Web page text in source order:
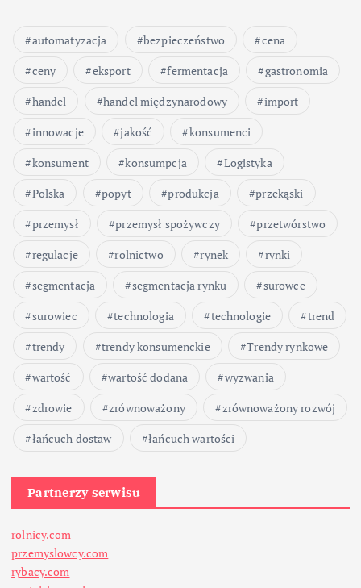
automatyzacja bezpieczeństwo
cena
ceny
eksport fermentacja
gastronomia
handel
handel międzynarodowy
import
innowacje
jakość
konsumenci
konsument
konsumpcja
Logistyka
Polska
popyt produkcja
przekąski
przemysł
przemysł spożywczy
przetwórstwo
regulacje
rolnictwo rynek
rynki
segmentacja
segmentacja rynku
surowce
surowiec
technologia technologie
trend
trendy
trendy konsumenckie
Trendy rynkowe
wartość
wartość dodana
wyzwania
zdrowie
zrównoważony
zrównoważony rozwój
łańcuch dostaw
łańcuch wartości
Partnerzy serwisu
rolnicy.com
przemyslowcy.com
rybacy.com